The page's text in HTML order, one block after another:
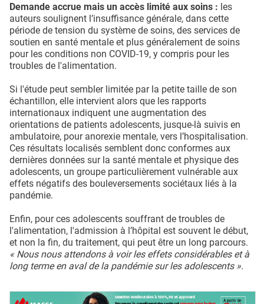
Demande accrue mais un accès limité aux soins : les
auteurs soulignent l’insuffisance générale, dans cette
période de tension du système de soins, des services de
soutien en santé mentale et plus généralement de soins
pour les conditions non COVID-19, y compris pour les
troubles de l'alimentation.
Si l'étude peut sembler limitée par la petite taille de son
échantillon, elle intervient alors que les rapports
internationaux indiquent une augmentation des
orientations de patients adolescents, jusque-là suivis en
ambulatoire, pour anorexie mentale, vers l’hospitalisation.
Ces résultats localisés semblent donc conformes aux
dernières données sur la santé mentale et physique des
adolescents, un groupe particulièrement vulnérable aux
effets négatifs des bouleversements sociétaux liés à la
pandémie.
Enfin, pour ces adolescents souffrant de troubles de
l'alimentation, l'admission à l’hôpital est souvent le début,
et non la fin, du traitement, qui peut être un long parcours.
« Nous nous attendons à voir les effets considérables et à
long terme en aval de la pandémie sur les adolescents ».